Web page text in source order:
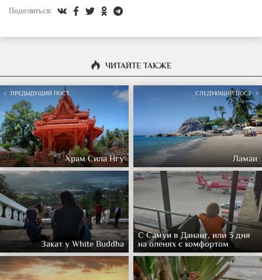
Поделиться:
ЧИТАЙТЕ ТАКЖЕ
ПРЕДЫДУЩИЙ ПОСТ
Храм Сила Нгу
СЛЕДУЮЩИЙ ПОСТ
Ламаи
Закат у White Buddha
С Самуи в Дананг, или 3 дня
на оленях с комфортом